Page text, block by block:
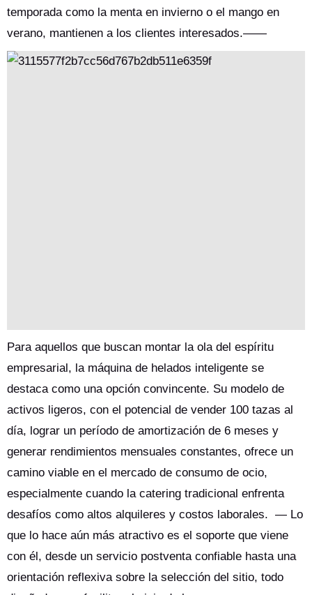
temporada como la menta en invierno o el mango en
verano, mantienen a los clientes interesados.——
Para aquellos que buscan montar la ola del espíritu
empresarial, la máquina de helados inteligente se
destaca como una opción convincente. Su modelo de
activos ligeros, con el potencial de vender 100 tazas al
día, lograr un período de amortización de 6 meses y
generar rendimientos mensuales constantes, ofrece un
camino viable en el mercado de consumo de ocio,
especialmente cuando la catering tradicional enfrenta
desafíos como altos alquileres y costos laborales. — Lo
que lo hace aún más atractivo es el soporte que viene
con él, desde un servicio postventa confiable hasta una
orientación reflexiva sobre la selección del sitio, todo